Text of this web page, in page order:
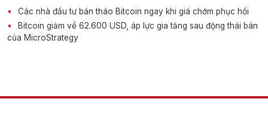
Các nhà đầu tư bán tháo Bitcoin ngay khi giá chớm phục hồi
Bitcoin giảm về 62.600 USD, áp lực gia tăng sau động thái bán
của MicroStrategy